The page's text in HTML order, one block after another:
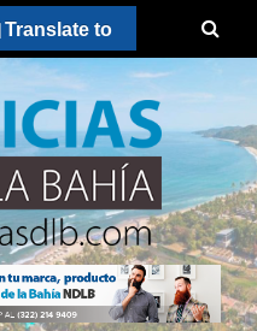
Translate to